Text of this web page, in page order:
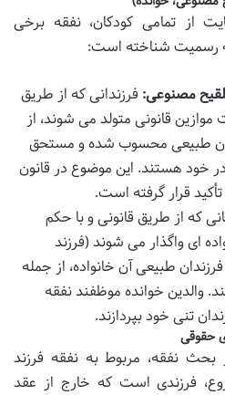
از تمامی کودکان، نفقه برخی
به رسمیت شناخته است:
مصنوعی: فرزندانی که از طریق
قانونی متولد می شوند، از
طبیعی محسوب شده و مستحق
خود هستند. این موضوع در قانون
قرار گرفته است.
که از طریق قانونی و با حکم
ای واگذار می شوند (فرزند
طبیعی آن خانواده، از جمله
والدین خوانده موظفند نفقه
تنی خود بپردازند.
حقوقی
نفقه، مربوط به نفقه فرزند
فرزندی است که خارج از عقد